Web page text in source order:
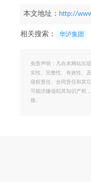
本文地址： http://
相关搜索： 华泸集团
免责声明：凡在本网站出
实性、完整性、有效性、
侵权责任、合同责任和其
可能涉嫌侵犯其知识产权
接。